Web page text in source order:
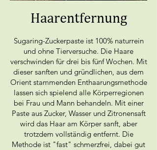
Haarentfernung
Sugaring-Zuckerpaste ist 100% naturrein
und ohne Tierversuche. Die Haare
verschwinden für drei bis fünf Wochen. Mit
dieser sanften und gründlichen, aus dem
Orient stammenden Enthaarungsmethode
lassen sich spielend alle Körperregionen
bei Frau und Mann behandeln. Mit einer
Paste aus Zucker, Wasser und Zitronensaft
wird das Haar am Körper sanft, aber
trotzdem vollständig entfernt. Die
Methode ist "fast" schmerzfrei, dabei gut